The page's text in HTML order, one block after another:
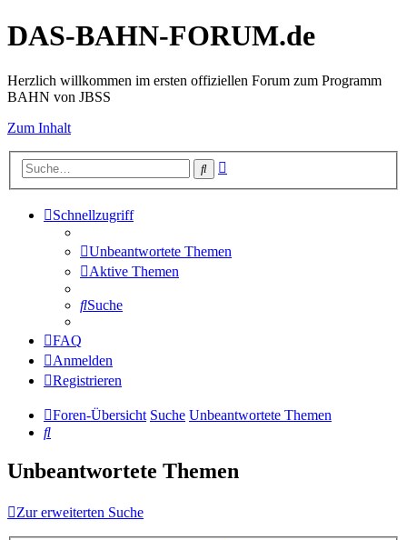
DAS-BAHN-FORUM.de
Herzlich willkommen im ersten offiziellen Forum zum Programm
BAHN von JBSS
Zum Inhalt
Suche
Schnellzugriff
Unbeantwortete Themen
Aktive Themen
Suche
FAQ
Anmelden
Registrieren
Foren-Übersicht Suche Unbeantwortete Themen
Suche
Unbeantwortete Themen
Zur erweiterten Suche